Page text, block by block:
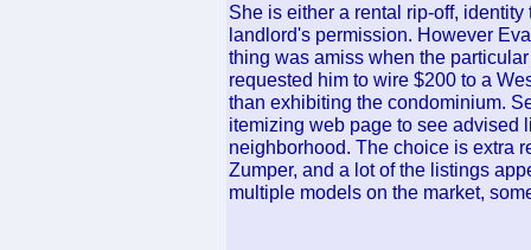
She is either a rental rip-off,
landlord's permission. However
thing was amiss when the
requested him to wire $200 to a
than exhibiting the condominium.
itemizing web page to see advised
neighborhood. The choice is extra
Zumper, and a lot of the listings
multiple models on the market,